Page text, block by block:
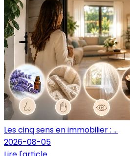
Les cinq sens en immobilier : ...
2026-08-05